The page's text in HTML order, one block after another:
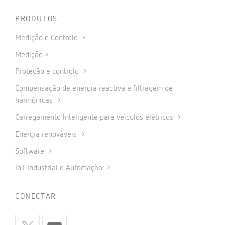
PRODUTOS
Medição e Controlo
Medição
Proteção e controlo
Compensação de energia reactiva e filtragem de
harmónicas
Carregamento Inteligente para veículos elétricos
Energia renováveis
Software
IoT Industrial e Automação
CONECTAR